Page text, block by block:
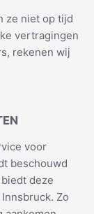
ze niet op tijd
vertragingen
rekenen wij
voor
beschouwd
deze
Zo